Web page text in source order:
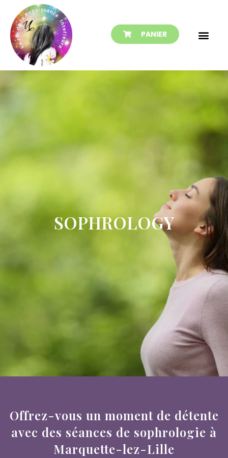
PANIER
SOPHROLOGY
Offrez-vous un moment de détente
avec des séances de sophrologie à
Marquette-lez-Lille